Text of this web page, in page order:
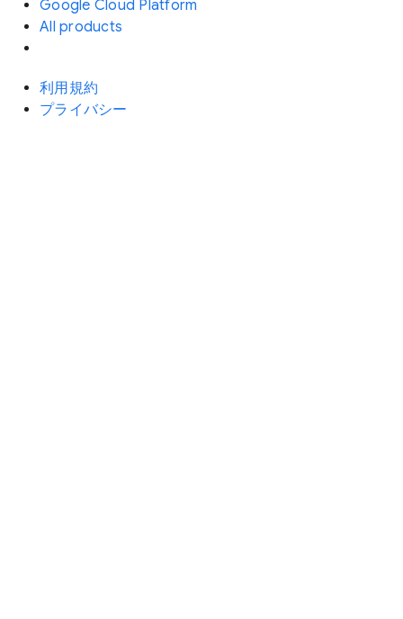
Google Cloud Platform
All products
利用規約
プライバシー